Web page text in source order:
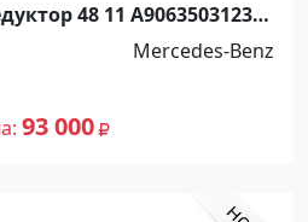
48 11 A9063503123
Mercedes-Benz
93 000